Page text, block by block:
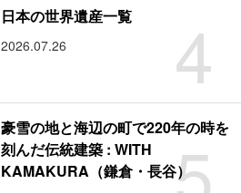
4
日本の世界遺産一覧
2026.07.26
豪雪の地と海辺の町で220年の時を
刻んだ伝統建築 : WITH
KAMAKURA（鎌倉・長谷）